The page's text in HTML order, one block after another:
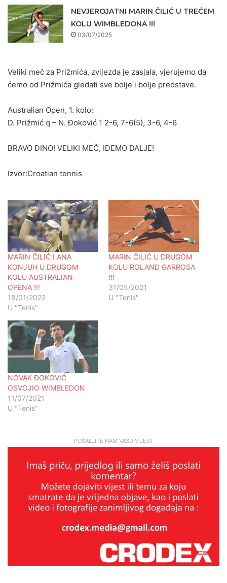
NEVJEROJATNI MARIN ČILIĆ U TREĆEM
KOLU WIMBLEDONA !!!
03/07/2025
Veliki meč za Prižmića, zvijezda je zasjala, vjerujemo da
ćemo od Prižmića gledati sve bolje i bolje predstave.
Australian Open, 1. kolo:
D. Prižmić q – N. Đoković 1 2-6, 7-6(5), 3-6, 4-6
BRAVO DINO! VELIKI MEČ, IDEMO DALJE!
Izvor:Croatian tennis
MARIN ČILIĆ I ANA
KONJUH U DRUGOM
KOLU AUSTRALIAN
OPENA !!!
18/01/2022
U "Tenis"
MARIN ČILIĆ U DRUGOM
KOLU ROLAND GARROSA
!!!
31/05/2021
U "Tenis"
NOVAK ĐOKOVIĆ
OSVOJIO WIMBLEDON
11/07/2021
U "Tenis"
POŠALJITE NAM VAŠU VIJEST